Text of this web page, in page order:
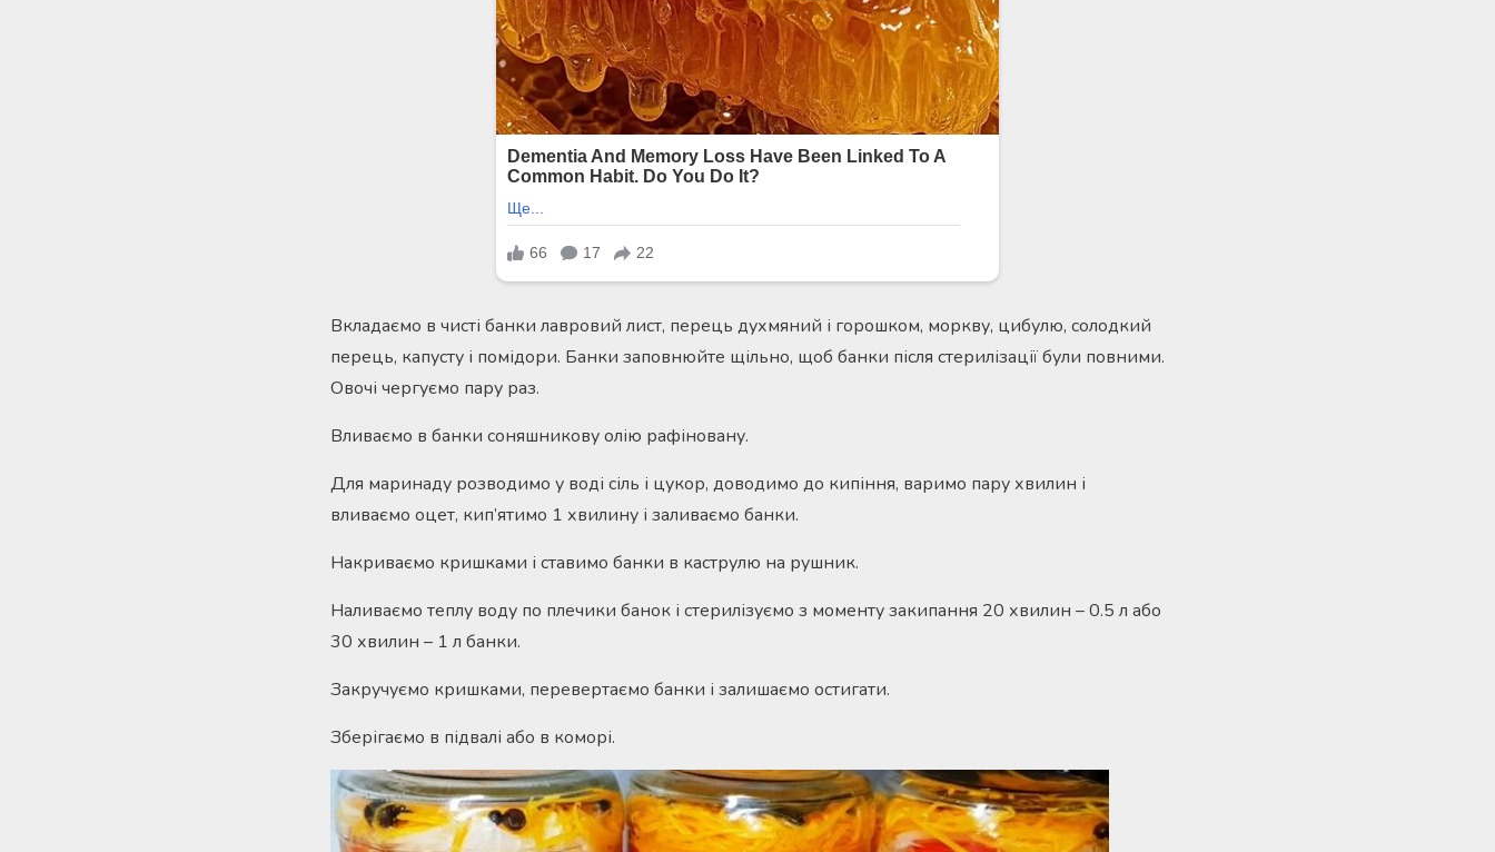
Вкладаємо в чисті банки лавровий лист, перець духмяний і горошком, моркву, цибулю, солодкий
перець, капусту і помідори. Банки заповнюйте щільно, щоб банки після стерилізації були повними.
Овочі чергуємо пару раз.
Вливаємо в банки соняшникову олію рафіновану.
Для маринаду розводимо у воді сіль і цукор, доводимо до кипіння, варимо пару хвилин і
вливаємо оцет, кип’ятимо 1 хвилину і заливаємо банки.
Накриваємо кришками і ставимо банки в каструлю на рушник.
Наливаємо теплу воду по плечики банок і стерилізуємо з моменту закипання 20 хвилин – 0.5 л або
30 хвилин – 1 л банки.
Закручуємо кришками, перевертаємо банки і залишаємо остигати.
Зберігаємо в підвалі або в коморі.